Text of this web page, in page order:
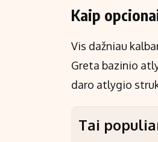
Kaip
Vis dažniau
Greta bazinio
daro atlygio
Tai